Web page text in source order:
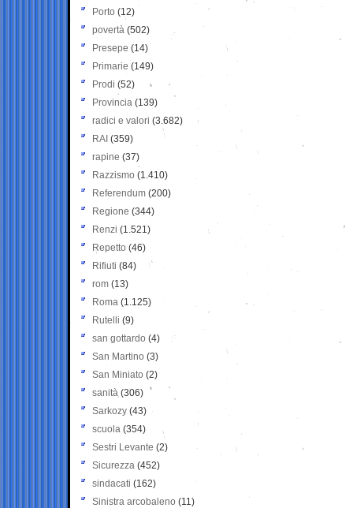
Porto (12)
povertà (502)
Presepe (14)
Primarie (149)
Prodi (52)
Provincia (139)
radici e valori (3.682)
RAI (359)
rapine (37)
Razzismo (1.410)
Referendum (200)
Regione (344)
Renzi (1.521)
Repetto (46)
Rifiuti (84)
rom (13)
Roma (1.125)
Rutelli (9)
san gottardo (4)
San Martino (3)
San Miniato (2)
sanità (306)
Sarkozy (43)
scuola (354)
Sestri Levante (2)
Sicurezza (452)
sindacati (162)
Sinistra arcobaleno (11)